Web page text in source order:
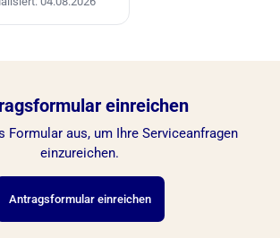
einreichen
Formular aus, um Ihre Serviceanfragen
einzureichen.
Antragsformular einreichen